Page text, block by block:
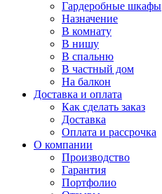
Гардеробные шкафы
Назначение
В комнату
В нишу
В спальню
В частный дом
На балкон
Доставка и оплата
Как сделать заказ
Доставка
Оплата и рассрочка
О компании
Производство
Гарантия
Портфолио